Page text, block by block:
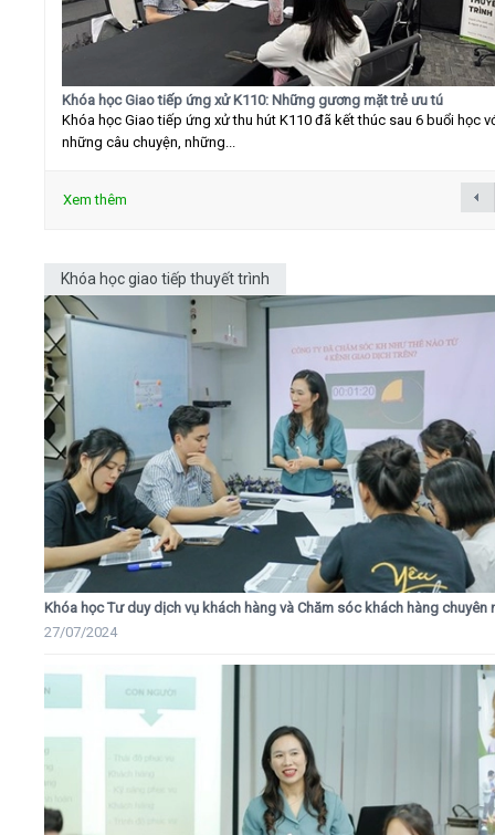
Khóa học Giao tiếp ứng xử K110: Những gương mặt trẻ ưu tú
Khóa học Giao tiếp ứng xử thu hút K110 đã kết thúc sau 6 buổi học
những câu chuyện, những...
Xem thêm
Khóa học giao tiếp thuyết trình
Khóa học Tư duy dịch vụ khách hàng và Chăm sóc khách hàng chuyên
27/07/2024